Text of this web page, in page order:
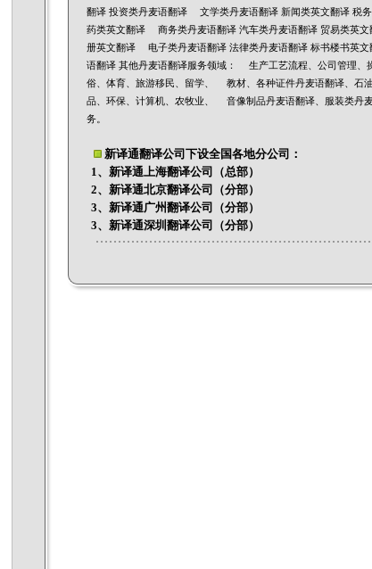
翻译 投资类丹麦语翻译 文学类丹麦语翻译 新闻类英文翻译 税
药类英文翻译 商务类丹麦语翻译 汽车类丹麦语翻译 贸易类英文
册英文翻译 电子类丹麦语翻译 法律类丹麦语翻译 标书楼书英文
语翻译 其他丹麦语翻译服务领域： 生产工艺流程、公司管理、
俗、体育、旅游移民、留学、 教材、各种证件丹麦语翻译、石
品、环保、计算机、农牧业、 音像制品丹麦语翻译、服装类丹
务。
新译通翻译公司 下设全国各地分公司：
1、新译通上海翻译公司
（总部）
2、新译通北京翻译公司
（分部）
3、新译通广州翻译公司
（分部）
3、新译通深圳翻译公司 （分部）